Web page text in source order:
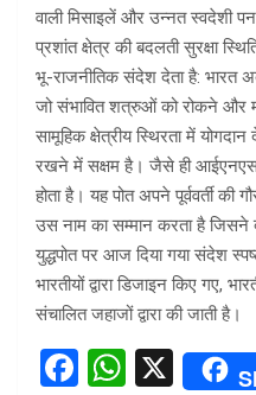
वाली मिसाइलें और उन्नत स्वदेशी
प्रशांत क्षेत्र की बदलती सुरक्षा
भू-राजनीतिक संदेश देता है: भारत अब
जो संभावित शत्रुओं को रोकने और
सामूहिक क्षेत्रीय स्थिरता में
रखने में सक्षम है। जैसे ही आईएनएस
होता है। यह पोत अपने पूर्ववर्ती की
उस नाम का सम्मान करता है जिसने
युद्धपोत पर आज दिया गया संदेश
भारतीयों द्वारा डिजाइन किए गए,
संचालित जहाजों द्वारा की जाती है।
F
W X